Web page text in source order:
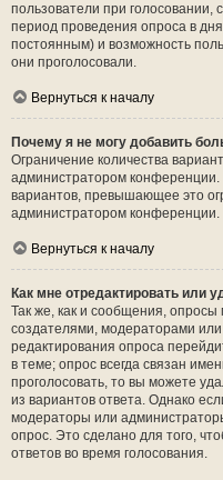
пользователи при
период проведения опроса в
постоянным) и возможность
они проголосовали.
Вернуться к началу
Почему я не могу добавить
Ограничение количества
администратором конференции.
вариантов, превышающее это
администратором конференции.
Вернуться к началу
Как мне отредактировать или
Так же, как и сообщения, опросы
создателями, модераторами
редактирования опроса
в теме; опрос всегда связан
проголосовать, то вы можете
из вариантов ответа. Однако
модераторы или
опрос. Это сделано для того,
ответов во время голосования.